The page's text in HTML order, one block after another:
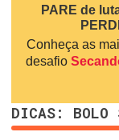
PARE de
Conheça as
desafio
DICAS: BOLO